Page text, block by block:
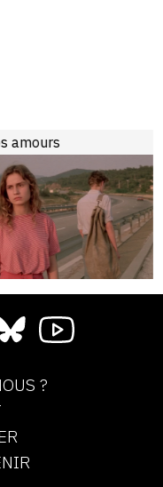
amours
?